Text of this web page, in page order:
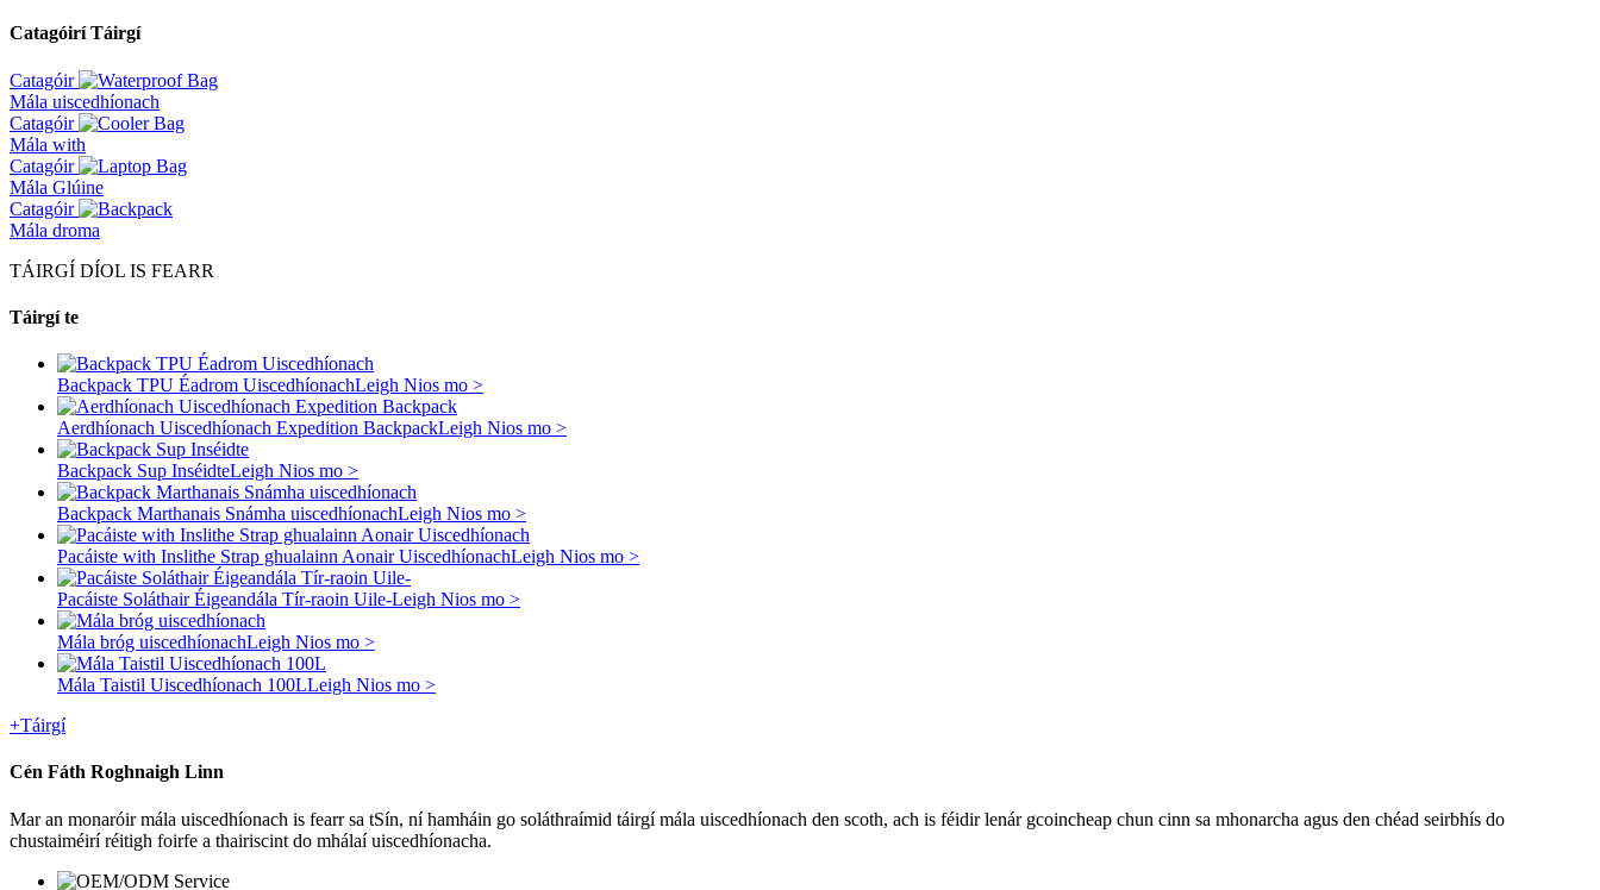
Catagóirí Táirgí
Catagóir
Mála uiscedhíonach
Catagóir
Mála with
Catagóir
Mála Glúine
Catagóir
Mála droma
TÁIRGÍ DÍOL IS FEARR
Táirgí te
Backpack TPU Éadrom UiscedhíonachLeigh Nios mo >
Aerdhíonach Uiscedhíonach Expedition BackpackLeigh Nios mo >
Backpack Sup InséidteLeigh Nios mo >
Backpack Marthanais Snámha uiscedhíonachLeigh Nios mo >
Pacáiste with Inslithe Strap ghualainn Aonair UiscedhíonachLeigh Nios mo >
Pacáiste Soláthair Éigeandála Tír-raoin Uile-Leigh Nios mo >
Mála bróg uiscedhíonachLeigh Nios mo >
Mála Taistil Uiscedhíonach 100LLeigh Nios mo >
+Táirgí
Cén Fáth Roghnaigh Linn
Mar an monaróir mála uiscedhíonach is fearr sa tSín, ní hamháin go soláthraímid táirgí mála uiscedhíonach den scoth, ach is féidir lenár gcoincheap chun cinn sa mhonarcha agus den chéad seirbhís do
chustaiméirí réitigh foirfe a thairiscint do mhálaí uiscedhíonacha.